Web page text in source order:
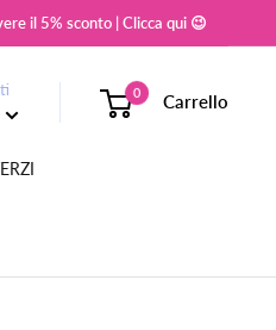
il 5% sconto | Clicca qui 😉
0 Carrello